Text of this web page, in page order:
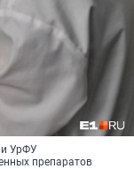
УрФУ
препаратов